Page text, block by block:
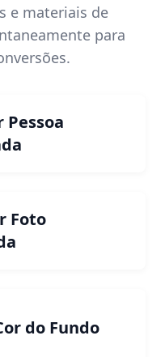
e materiais de
para
Pessoa
Foto
do Fundo